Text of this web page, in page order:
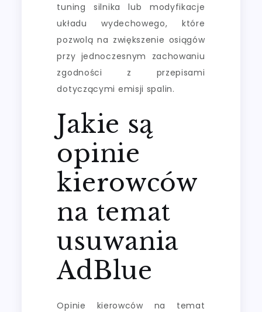
tuning silnika lub modyfikacje
układu wydechowego, które
pozwolą na zwiększenie osiągów
przy jednoczesnym zachowaniu
zgodności z przepisami
dotyczącymi emisji spalin.
Jakie są
opinie
kierowców
na temat
usuwania
AdBlue
Opinie kierowców na temat